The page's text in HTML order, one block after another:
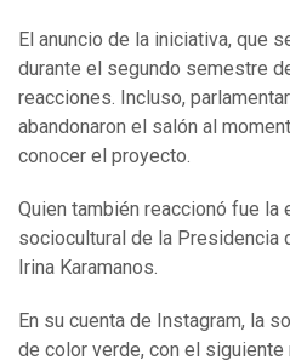
El anuncio de la iniciativa, que
durante el segundo semestre
reacciones. Incluso,
abandonaron el salón al
conocer el proyecto.
Quien también reaccionó fue la
sociocultural de la Presidencia
Irina Karamanos.
En su cuenta de Instagram, la
de color verde, con el siguiente